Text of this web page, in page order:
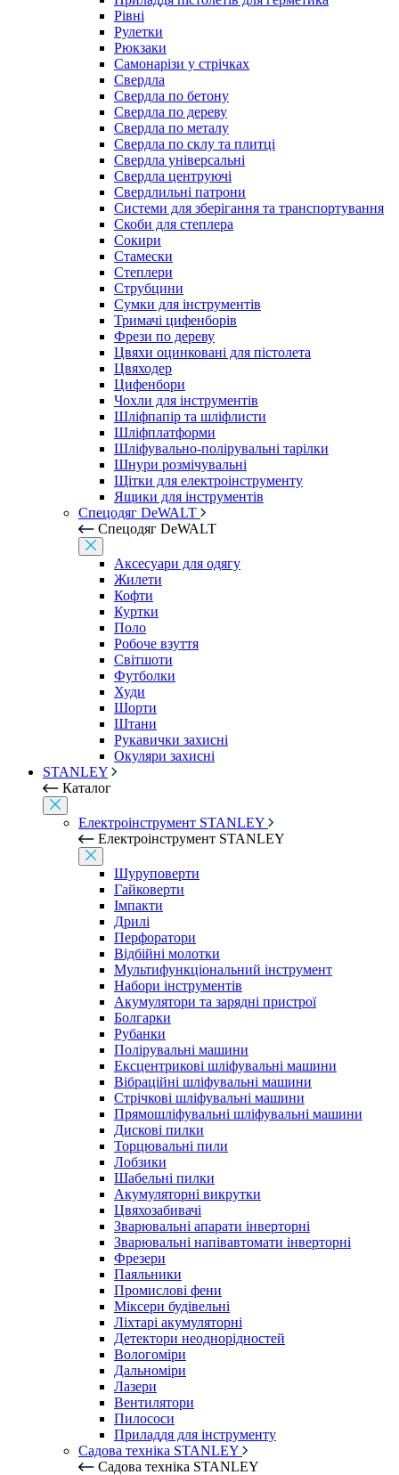
Рівні
Рулетки
Рюкзаки
Самонарізи у стрічках
Свердла
Свердла по бетону
Свердла по дереву
Свердла по металу
Свердла по склу та плитці
Свердла універсальні
Свердла центруючі
Свердлильні патрони
Системи для зберігання та транспортування
Скоби для степлера
Сокири
Стамески
Степлери
Струбцини
Сумки для інструментів
Тримачі цифенборів
Фрези по дереву
Цвяхи оцинковані для пістолета
Цвяходер
Цифенбори
Чохли для інструментів
Шліфпапір та шліфлисти
Шліфплатформи
Шліфувально-полірувальні тарілки
Шнури розмічувальні
Щітки для електроінструменту
Ящики для інструментів
Спецодяг DeWALT
Спецодяг DeWALT
Аксесуари для одягу
Жилети
Кофти
Куртки
Поло
Робоче взуття
Світшоти
Футболки
Худи
Шорти
Штани
Рукавички захисні
Окуляри захисні
STANLEY
Каталог
Електроінструмент STANLEY
Електроінструмент STANLEY
Шуруповерти
Гайковерти
Імпакти
Дрилі
Перфоратори
Відбійні молотки
Мультифункціональний інструмент
Набори інструментів
Акумулятори та зарядні пристрої
Болгарки
Рубанки
Полірувальні машини
Ексцентрикові шліфувальні машини
Вібраційні шліфувальні машини
Стрічкові шліфувальні машини
Прямошліфувальні шліфувальні машини
Дискові пилки
Торцювальні пили
Лобзики
Шабельні пилки
Акумуляторні викрутки
Цвяхозабивачі
Зварювальні апарати інверторні
Зварювальні напівавтомати інверторні
Фрезери
Паяльники
Промислові фени
Міксери будівельні
Ліхтарі акумуляторні
Детектори неоднорідностей
Вологоміри
Дальноміри
Лазери
Вентилятори
Пилососи
Приладдя для інструменту
Садова техніка STANLEY
Садова техніка STANLEY